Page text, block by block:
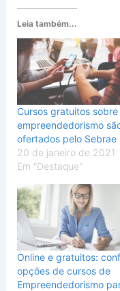
Leia também...
Cursos gratuitos sobre
empreendedorismo
ofertados pelo Sebrae
20 de janeiro de 2021
Em "Destaque"
Online e gratuitos:
opções de cursos de
Empreendedorismo